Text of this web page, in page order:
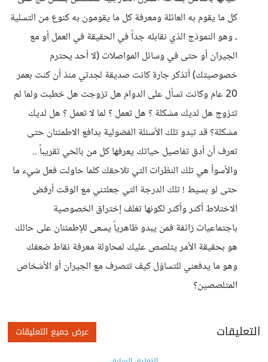
كل ما يقوم به العائلة ومعرفة كل ما يقومون به كنوع من التسلية
، وهو النموذج الذي نقابله جداً في الحقيقة في العمل أو مع
الجيران أو حتى في وسائل المواصلات (لا أحد يحترم
خصوصيتك) أتذكر جارة كانت صديقة لجدتي منذ أن كنت بعمر
20 عام وكانت تسأل على الدوام هل تزوجت هل خطبت ولما لم
تتزوج هل لديك مشكلة ؟ هل تعمل ؟ لما لا تعمل ؟ هل لديك
مشكلة؟ قد تبدو تلك الأسئلة الفضولية بدافع الاطمئنان حتى
تعرف أن أدق تفاصيل حياتك يعرفها كل من بالحي تقريباً ..
والأسوأ هي تلك النظرات التي تلاحقك كلما حاولت فعل شيء ما
حتى لو بسيط ! تلك الدرجة التي جعلتني مع الوقت أرفض
الاختلاط أكثر وأكثر لكونها تغلف إختراق الخصوصية
باجتماعيات زائفة فمن يبدو ظاهرياً يسعى للإطمئنان على حالك
هو بحقيقة الأمر يتلصص عليك لمحاولة معرفة نقاط ضعفك
وهو ما يدفعني للتساؤل كيف تتصرف مع الجيران أو الأشخاص
المتلصصين؟
التعليقات عرض جميع التعليقات